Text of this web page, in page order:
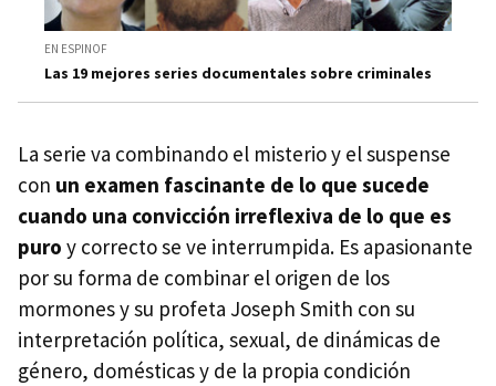
EN ESPINOF
Las 19 mejores series documentales sobre criminales
La serie va combinando el misterio y el suspense
con un examen fascinante de lo que sucede
cuando una convicción irreflexiva de lo que es
puro y correcto se ve interrumpida. Es apasionante
por su forma de combinar el origen de los
mormones y su profeta Joseph Smith con su
interpretación política, sexual, de dinámicas de
género, domésticas y de la propia condición